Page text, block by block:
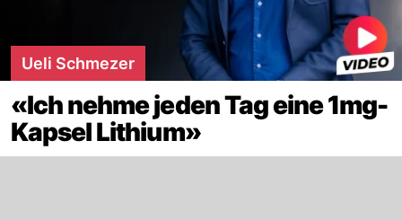
Ueli Schmezer
«Ich nehme jeden Tag eine 1mg-
Kapsel Lithium»